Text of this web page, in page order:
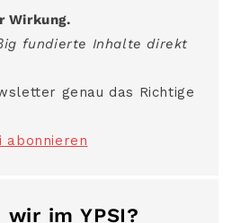
Wirkung.
fundierte Inhalte direkt
genau das Richtige
wir im YPSI?